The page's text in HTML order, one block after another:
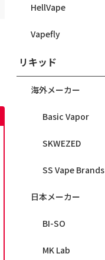
HellVape
Vapefly
リキッド
海外メーカー
Basic Vapor
SKWEZED
SS Vape Brands
日本メーカー
BI-SO
MK Lab